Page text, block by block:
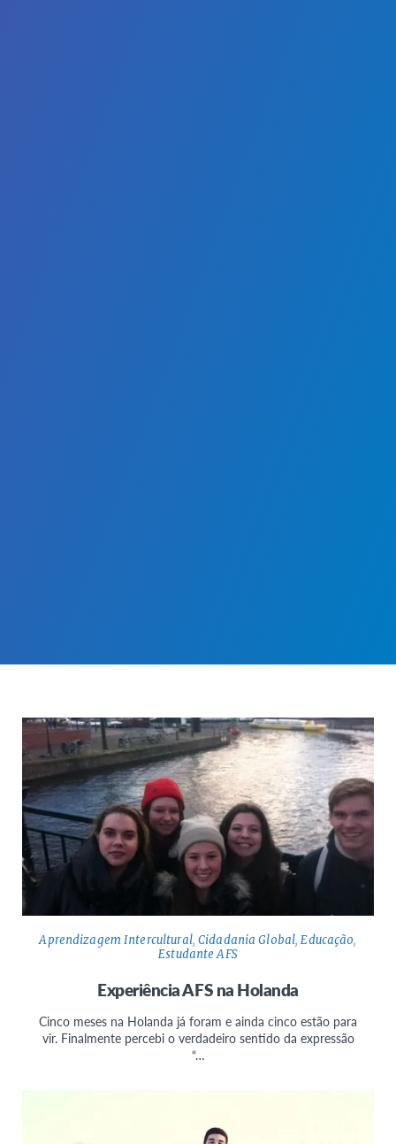
Aprendizagem Intercultural,Cidadania Global,Educação,
Estudante AFS
Experiência AFS na Holanda
Cinco meses na Holanda já foram e ainda cinco estão para
vir. Finalmente percebi o verdadeiro sentido da expressão
“…